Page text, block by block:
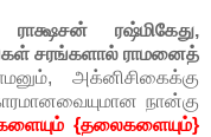
ராக்ஷசன் ரஷ்மிகேது,
சரங்களால் ராமனைத்
அக்னிசிகைக்கு
நான்கு
{தலைகளையும்}